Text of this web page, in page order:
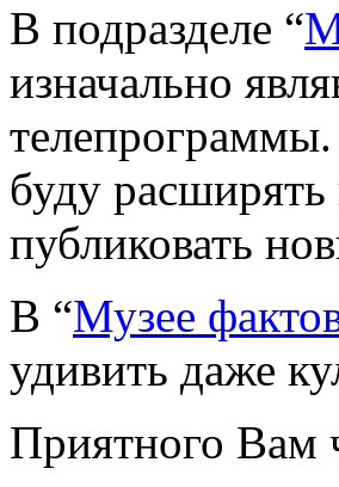
В подразделе “
изначально
буду
публиковать
В “Музее
удивить даже
Приятного Вам